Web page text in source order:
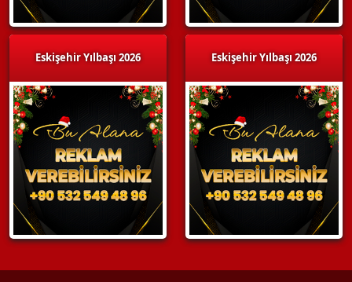
Eskişehir Yılbaşı 2026 Eskişehir Yılbaşı 2026